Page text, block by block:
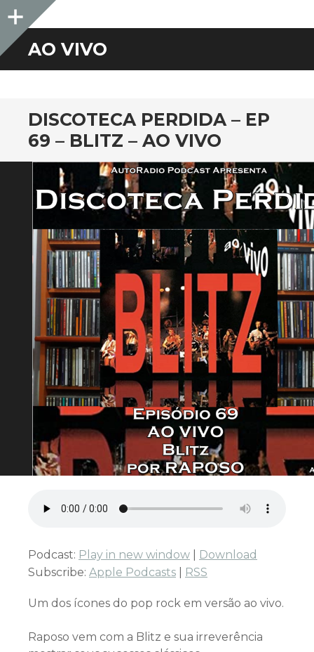
Sidebar
AO VIVO
DISCOTECA PERDIDA – EP
69 – BLITZ – AO VIVO
Podcast: Play in new window
Download
Subscribe: Apple Podcasts RSS
Um dos ícones do pop rock em versão ao vivo.
Raposo vem com a Blitz e sua irreverência